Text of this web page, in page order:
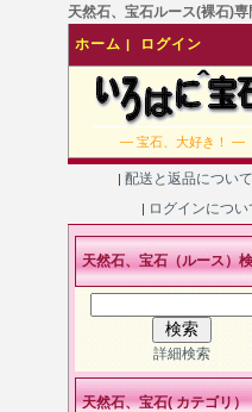
天然石、宝石ルース(裸石)
ホーム | ログイン
― 宝石、大好き！ ―
| 配送と返品について
| ログインについ
天然石、宝石（ルース）
詳細検索
天然石、宝石( カテゴリ）